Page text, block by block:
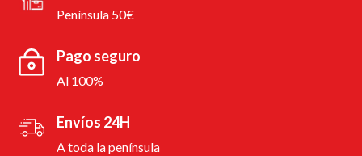
Península 50€
Pago seguro
Al 100%
Envíos 24H
A toda la península